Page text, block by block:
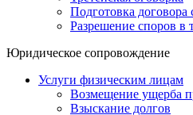
Подготовка договора
Разрешение споров в
Юридическое сопровождение
Услуги физическим лицам
Возмещение ущерба
Взыскание долгов